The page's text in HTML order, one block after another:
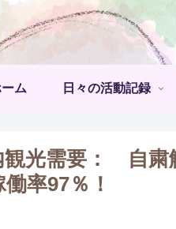
ム 日々の活動記録
光需要： 自粛
率97％！